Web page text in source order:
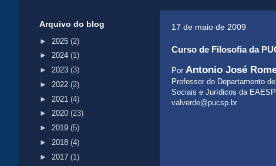
17 de maio de 2009
Curso de Filosofia da
Por Antonio José
Professor do Departamento
Sociais e Jurídicos da
valverde@pucsp.br
Arquivo do blog
► 2025 (2)
► 2024 (1)
► 2023 (3)
► 2022 (2)
► 2021 (4)
► 2020 (23)
► 2019 (5)
► 2018 (4)
► 2017 (1)